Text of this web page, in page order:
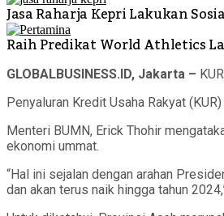
Jasa Raharja Kepri Lakukan
Raih Predikat World Athletics
GLOBALBUSINESS.ID, Jakarta –
Penyaluran Kredit Usaha Rakyat
Menteri BUMN, Erick Thohir
ekonomi ummat.
“Hal ini sejalan dengan arahan
dan akan terus naik hingga tahun